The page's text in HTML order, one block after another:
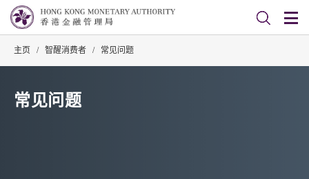
主页 / 智醒消费者 / 常见问题
常见问题